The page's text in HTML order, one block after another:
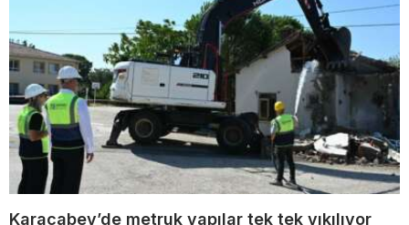
Karacabey’de metruk yapılar tek tek yıkılıyor